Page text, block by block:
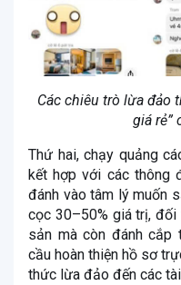
Các chiêu trò lừa đảo
giá rẻ”
Thứ hai, chạy quảng
kết hợp với các thông
đánh vào tâm lý muốn
cọc 30–50% giá trị,
sản mà còn đánh cắp
cầu hoàn thiện hồ sơ
thức lừa đảo đến các